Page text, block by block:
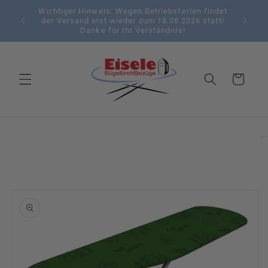
Inhalt
Wichtiger Hinweis: Wegen Betriebsferien findet
der Versand erst wieder zum 18.08.2026 statt!
Danke für Ihr Verständnis!
Warenkorb